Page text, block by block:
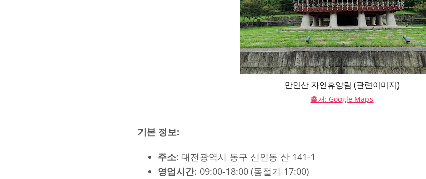
만인산 자연휴양림 (관련이미지)
출처: Google Maps
기본 정보:
주소: 대전광역시 동구 신인동 산 141-1
영업시간: 09:00-18:00 (동절기 17:00)